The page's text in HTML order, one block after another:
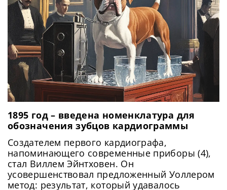
1895 год – введена номенклатура для
обозначения зубцов кардиограммы
Создателем первого кардиографа,
напоминающего современные приборы (4),
стал Виллем Эйнтховен. Он
усовершенствовал предложенный Уоллером
метод: результат, который удавалось